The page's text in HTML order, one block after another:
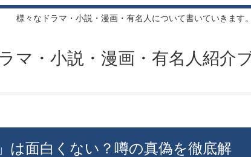
様々なドラマ・小説・漫画・有名人について書いていきます。
マ・小説・漫画・有名人紹介
は面白くない？噂の真偽を徹底解